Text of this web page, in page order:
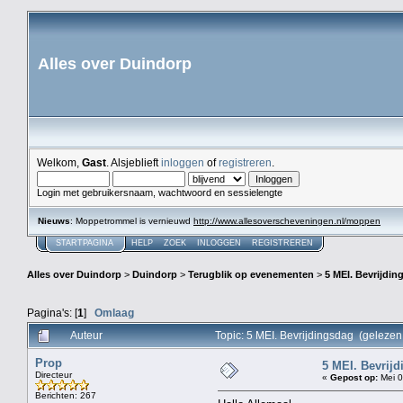
Alles over Duindorp
Welkom, Gast . Alsjeblieftinloggen ofregistreren
Login met gebruikersnaam, wachtwoord en sessielengte
Nieuws: Moppetrommel is vernieuwd http://www.allesoverscheveningen.nl/moppen
STARTPAGINA HELP ZOEK INLOGGEN REGISTREREN
Alles over Duindorp > Duindorp > Terugblik op evenementen > 5 MEI.
Pagina's: [1] Omlaag
Auteur
Topic: 5 MEI. Bevrijdingsdag
Prop
Directeur
Berichten: 267
5 MEI.
« Gepost op: Mei